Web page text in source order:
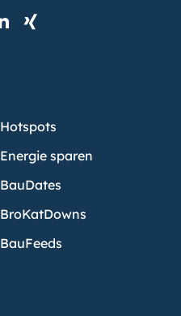
Hotspots
Energie sparen
BauDates
BroKatDowns
BauFeeds